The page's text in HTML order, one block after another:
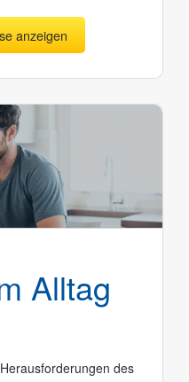
anzeigen
Alltag
des